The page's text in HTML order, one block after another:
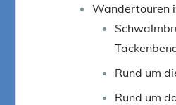
Wandertouren
Rund um
Rund um